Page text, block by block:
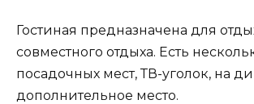
Гостиная предназначена для
совместного отдыха. Есть
посадочных мест, ТВ-уголок, на
дополнительное место.